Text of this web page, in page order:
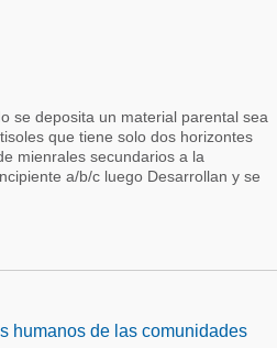
se deposita un material parental sea
que tiene solo dos horizontes
mienrales secundarios a la
a/b/c luego Desarrollan y se
humanos de las comunidades